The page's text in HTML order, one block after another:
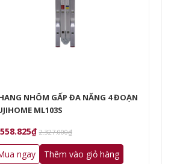
NHÔM GẤP ĐA NĂNG 4 ĐOẠN
ML103S
2.327.000₫
ngay Thêm vào giỏ hàng